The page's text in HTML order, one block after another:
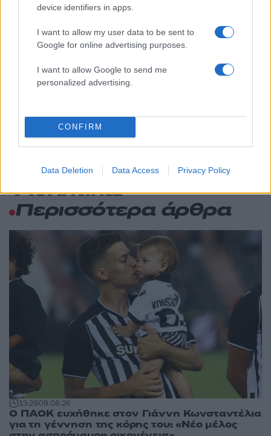
device identifiers in apps.
I want to allow my user data to be sent to
Google for online advertising purposes.
I want to allow Google to send me
personalized advertising.
CONFIRM
Data Deletion Data Access Privacy Policy
Στην Κρήτη ο Κυριάκος Μητσοτάκης,
Πού βρέθηκε το Σάββατο
ΕΛΑΣ: Ο Αλέξης Δέδες ο πρώτος
Από τα διοικητικά της ΑΕΚ στην πολιτική
σκηνή
ανάμεσά τους 130 σχολικά
Αθλητικά:
Περισσότερα άρθρα
13:2909.08.26
Ο ΠΑΟΚ ευχήθηκε στον Γιάννη Κωνσταντέλια
για τη γέννηση της κόρης του: «Νέο μέλος